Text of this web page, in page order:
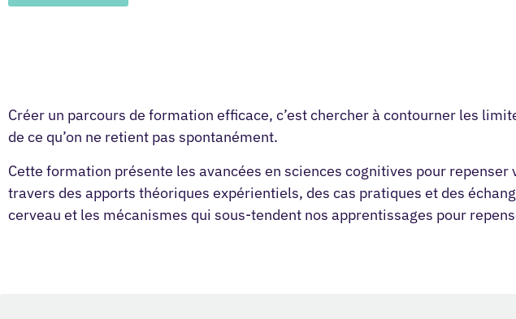
Créer un parcours de formation efficace, c’est chercher à contourner les
de ce qu’on ne retient pas spontanément.
Cette formation présente les avancées en sciences cognitives pour
travers des apports théoriques expérientiels, des cas pratiques et des
cerveau et les mécanismes qui sous-tendent nos apprentissages pour